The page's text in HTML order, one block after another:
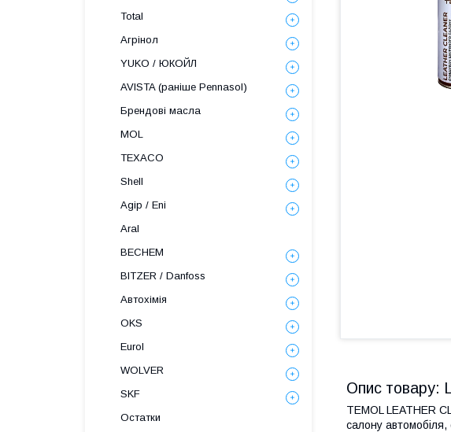
Опис товару:
TEMOL LEATHER
салону автомобіля,
Total
Агрінол
YUKO / ЮКОЙЛ
AVISTA (раніше Pennasol)
Брендові масла
MOL
TEXACO
Shell
Agip / Eni
Aral
BECHEM
BITZER / Danfoss
Автохімія
OKS
Eurol
WOLVER
SKF
Остатки